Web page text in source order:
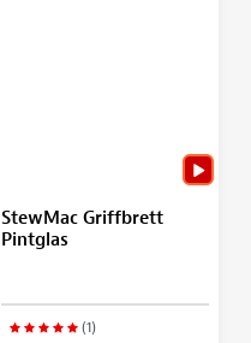
StewMac Griffbrett
Pintglas
(1)